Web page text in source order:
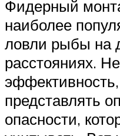
Фидерный
наиболее
ловли рыбы на
расстояниях.
представлять
опасности,